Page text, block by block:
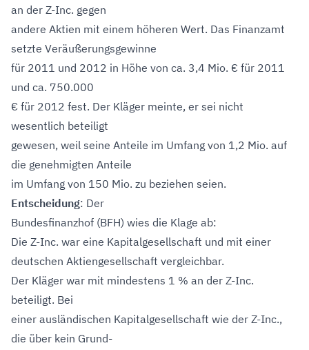
an der Z-Inc. gegen
andere Aktien mit einem höheren Wert. Das Finanzamt
setzte Veräußerungsgewinne
für 2011 und 2012 in Höhe von ca. 3,4 Mio. € für 2011
und ca. 750.000
€ für 2012 fest. Der Kläger meinte, er sei nicht
wesentlich beteiligt
gewesen, weil seine Anteile im Umfang von 1,2 Mio. auf
die genehmigten Anteile
im Umfang von 150 Mio. zu beziehen seien.
Entscheidung: Der
Bundesfinanzhof (BFH) wies die Klage ab:
Die Z-Inc. war eine Kapitalgesellschaft und mit einer
deutschen Aktiengesellschaft vergleichbar.
Der Kläger war mit mindestens 1 % an der Z-Inc.
beteiligt. Bei
einer ausländischen Kapitalgesellschaft wie der Z-Inc.,
die über kein Grund-